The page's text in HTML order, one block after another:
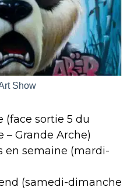
Show
(face sortie 5 du
– Grande Arche)
en semaine (mardi-
(samedi-dimanche